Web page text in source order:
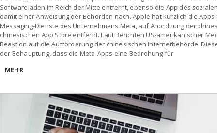
Softwareladen im Reich der Mitte entfernt, ebenso die App des
damit einer Anweisung der Behörden nach. Apple hat kürzlich die
Messaging-Dienste des Unternehmens Meta, auf Anordnung der
chinesischen App Store entfernt. Laut Berichten US-amerikanischer
Reaktion auf die Aufforderung der chinesischen Internetbehörde.
der Behauptung, dass die Meta-Apps eine Bedrohung für
MEHR